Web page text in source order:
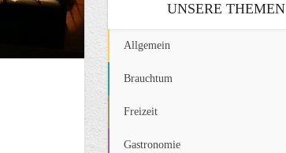
UNSERE THEMEN
Allgemein
Brauchtum
Freizeit
Gastronomie